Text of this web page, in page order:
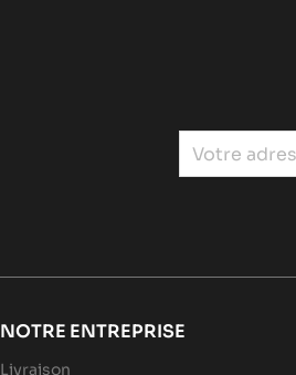
NOTRE ENTREPRISE
Livraison